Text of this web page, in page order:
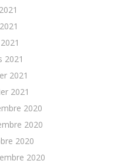
2021
2021
2021
2020
2020
2020
2020